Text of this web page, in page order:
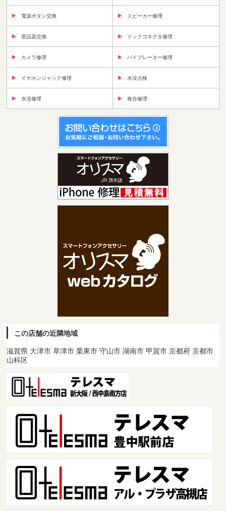
電源ボタン交換 スピーカー修理
受話器交換 ドックコネクタ修理
カメラ修理 バイブレーター修理
イヤホンジャック修理 水没点検
水没修理 複合修理
この店舗の近隣地域
滋賀県 大津市 草津市 栗東市 守山市 湖南市 甲賀市 京都府 京都市
山科区